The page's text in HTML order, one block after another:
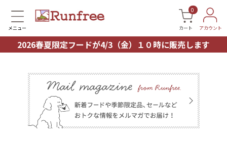
メニュー
0
カート アカウント
2026春夏限定フードが4/3（金）１０時に販売します